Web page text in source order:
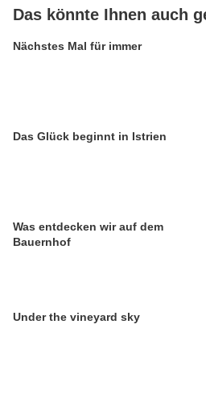
Das könnte Ihnen auch
Nächstes Mal für immer
Das Glück beginnt in Istrien
Was entdecken wir auf dem
Bauernhof
Under the vineyard sky